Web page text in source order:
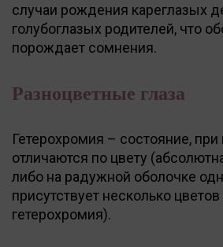
случаи рождения кареглазых
голубоглазых родителей, что
порождает сомнения.
Разноцветные глаза
Гетерохромия – состояние, при
отличаются по цвету
либо на радужной оболочке
присутствует несколько
гетерохромия).